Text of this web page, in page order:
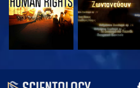
ΠΑΡΑΚΟΛΟΥΘΗΣΤΕ ΠΑΡΑΚΟΛΟΥΘΗΣΤΕ